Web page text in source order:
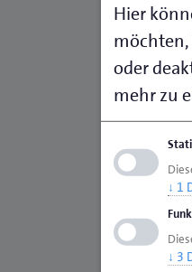
Hier
möchten,
oder
mehr zu
↓ 1
↓ 3